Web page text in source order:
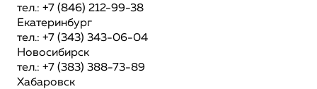
тел.: +7 (846) 212-99-38
Екатеринбург
тел.: +7 (343) 343-06-04
Новосибирск
тел.: +7 (383) 388-73-89
Хабаровск